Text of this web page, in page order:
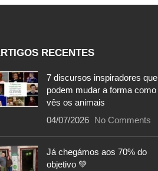
RECENTES
7 discursos inspiradores que
podem mudar a forma como
vês os animais
04/07/2026 No Comments
Já chegámos aos 70% do
objetivo 💚